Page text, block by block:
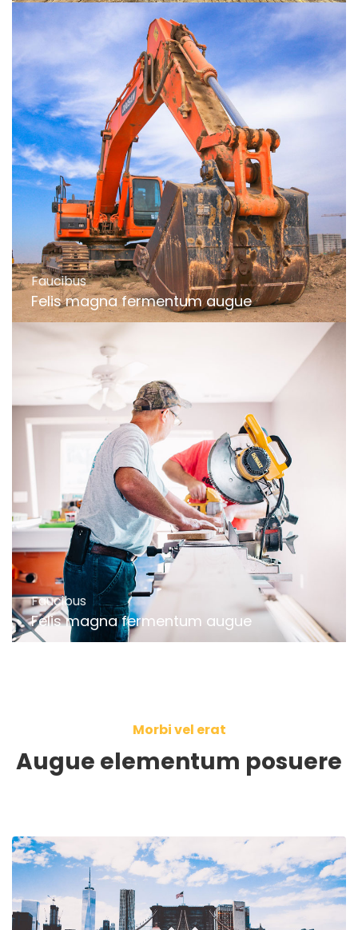
Faucibus
Felis magna fermentum augue
Faucibus
Felis magna fermentum augue
Morbi vel erat
Augue elementum posuere